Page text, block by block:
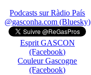
Podcasts sur Ràdio País
@gasconha.com (Bluesky)
Esprit GASCON
(Facebook)
Couleur Gascogne
(Facebook)